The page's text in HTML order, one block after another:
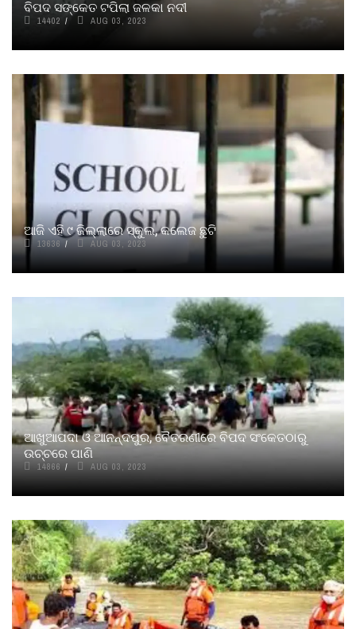
ବିପଦ ସଙ୍କେତ ଟପିଲା ଜଳକା ନଦୀ
14402 AUG 03, 2023
ଆଜି ଏହି ୯ ଜିଲ୍ଲାରେ ସ୍କୁଲ, କଲେଜ ଛୁଟି
13636 AUG 03, 2023
ଆଖୁଆପଦା ଓ ଆନନ୍ଦପୁର, ବୈତରଣୀରେ ବିପଦ ସଂକେତଠାରୁ
ଉଚ୍ଚରେ ପାଣି
14866 AUG 03, 2023